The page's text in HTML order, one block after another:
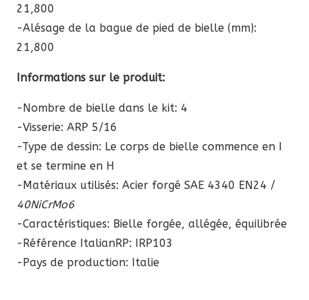
21,800
-Alésage de la bague de pied de bielle (mm):
21,800
Informations sur le produit:
-Nombre de bielle dans le kit: 4
-Visserie: ARP 5/16
-Type de dessin: Le corps de bielle commence en I
et se termine en H
-Matériaux utilisés: Acier forgé SAE 4340 EN24 /
40NiCrMo6
-Caractéristiques: Bielle forgée, allégée, équilibrée
-Référence ItalianRP: IRP103
-Pays de production: Italie